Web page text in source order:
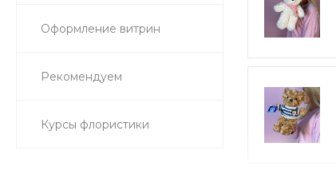
Оформление витрин
Рекомендуем
Курсы флористики